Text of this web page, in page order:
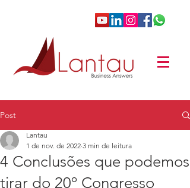
Post
4 Conclusões que podemos
tirar do 20º Congresso
Lantau
1 de nov. de 2022 3 min de leitura